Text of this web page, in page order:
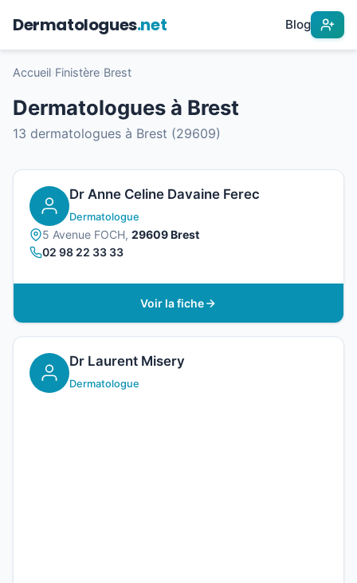
Dermatologues.net Blog
Accueil Finistère Brest
Dermatologues à Brest
13 dermatologues à Brest (29609)
Dr Anne Celine Davaine Ferec
Dermatologue
5 Avenue FOCH, 29609 Brest
02 98 22 33 33
Voir la fiche
Dr Laurent Misery
Dermatologue